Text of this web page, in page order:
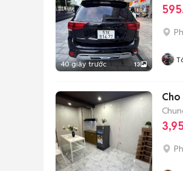
40 giây trước 13